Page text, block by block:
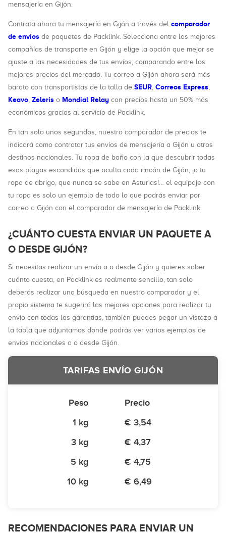
mensajería en Gijón.
Contrata ahora tu mensajería en Gijón a través del comparador
de envíos de paquetes de Packlink. Selecciona entre las mejores
compañías de transporte en Gijón y elige la opción que mejor se
ajuste a las necesidades de tus envíos, comparando entre los
mejores precios del mercado. Tu correo a Gijón ahora será más
barato con transportistas de la talla de SEUR, Correos Express,
Keavo, Zeleris o Mondial Relay con precios hasta un 50% más
económicos gracias al servicio de Packlink.
En tan solo unos segundos, nuestro comparador de precios te
indicará como contratar tus envíos de mensajería a Gijón u otros
destinos nacionales. Tu ropa de baño con la que descubrir todas
esas playas escondidas que oculta cada rincón de Gijón, ¡o tu
ropa de abrigo, que nunca se sabe en Asturias!… el equipaje con
tu ropa es solo un ejemplo de todo lo que podrás enviar por
correo a Gijón con el comparador de mensajería de Packlink.
¿CUÁNTO CUESTA ENVIAR UN PAQUETE A
O DESDE GIJÓN?
Si necesitas realizar un envío a o desde Gijón y quieres saber
cuánto cuesta, en Packlink es realmente sencillo, tan solo
deberás realizar una búsqueda en nuestro comparador y el
propio sistema te sugerirá las mejores opciones para realizar tu
envío con todas las garantías, también puedes pegar un vistazo a
la tabla que adjuntamos donde podrás ver varios ejemplos de
envíos nacionales a o desde Gijón.
TARIFAS ENVÍO GIJÓN
Peso
Precio
1 kg
€ 3,54
3 kg
€ 4,37
5 kg
€ 4,75
10 kg
€ 6,49
RECOMENDACIONES PARA ENVIAR UN